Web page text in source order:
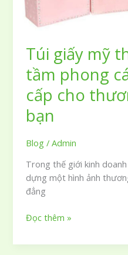
bạn
phải
khảo
để
tạo
nên
sự
khác
biệt
cho
hiệu
Túi giấy mỹ
tầm phong
cấp cho
bạn
Blog /Admin
Trong thế giới kinh
dựng một hình ảnh
đẳng
Túi
mỹ
Đọc thêm »